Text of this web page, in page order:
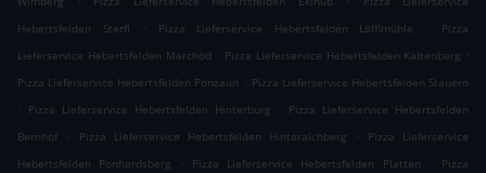
Hebertsfelden Sterfl
. Pizza Lieferservice Hebertsfelden Löfflmühle .
Pizza
Lieferservice Hebertsfelden Marchöd . Pizza Lieferservice Hebertsfelden Kaltenberg .
Pizza Lieferservice Hebertsfelden Ponzaun . Pizza Lieferservice Hebertsfelden Stauern
. Pizza Lieferservice Hebertsfelden Hinterburg . Pizza Lieferservice Hebertsfelden
Bernhof
. Pizza Lieferservice Hebertsfelden Hinteraichberg .
Pizza Lieferservice
Hebertsfelden Ponhardsberg
. Pizza Lieferservice Hebertsfelden Platten .
Pizza